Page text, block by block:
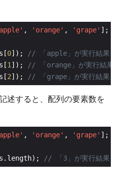
, 'orange' , 'grape'
0]);
1 ]);
2]);
述すると、配列の要素数を
, 'orange' , 'grape'